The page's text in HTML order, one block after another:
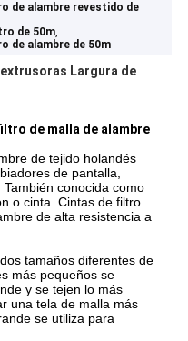
de alambre revestido de
de 50m,
de alambre de 50m
Largura de
de malla de alambre
de tejido holandés
de pantalla,
conocida como
o cinta. Cintas de filtro
de alta resistencia a
tamaños diferentes de
más pequeños se
y se tejen lo más
una tela de malla más
se utiliza para